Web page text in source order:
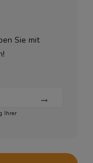
Sie mit
Ihrer